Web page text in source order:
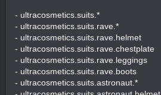
- ultracosmetics.suits.*
- ultracosmetics.suits.rave.*
- ultracosmetics.suits.rave.helmet
- ultracosmetics.suits.rave.chestplate
- ultracosmetics.suits.rave.leggings
- ultracosmetics.suits.rave.boots
- ultracosmetics.suits.astronaut.*